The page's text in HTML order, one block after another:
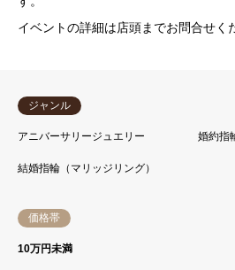
イベントの詳細は店頭までお問合せく
ジャンル
アニバーサリージュエリー 婚約指
結婚指輪（マリッジリング）
価格帯
10万円未満